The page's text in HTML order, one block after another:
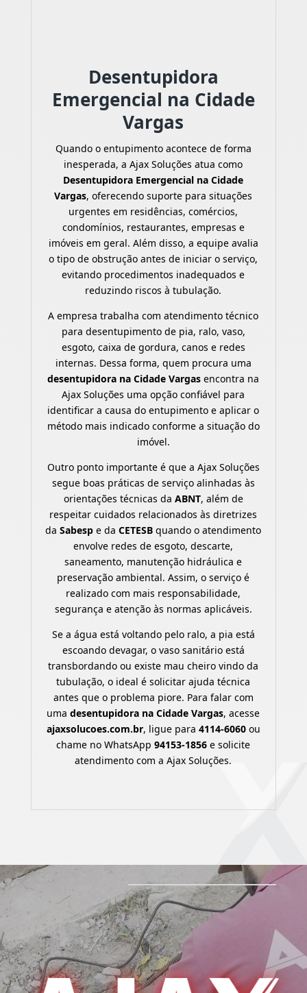
Desentupidora
Emergencial na Cidade
Vargas
Quando o entupimento acontece de forma
inesperada, a Ajax Soluções atua como
Desentupidora Emergencial na Cidade
Vargas, oferecendo suporte para situações
urgentes em residências, comércios,
condomínios, restaurantes, empresas e
imóveis em geral. Além disso, a equipe avalia
o tipo de obstrução antes de iniciar o serviço,
evitando procedimentos inadequados e
reduzindo riscos à tubulação.
A empresa trabalha com atendimento técnico
para desentupimento de pia, ralo, vaso,
esgoto, caixa de gordura, canos e redes
internas. Dessa forma, quem procura uma
desentupidora na Cidade Vargas encontra na
Ajax Soluções uma opção confiável para
identificar a causa do entupimento e aplicar o
método mais indicado conforme a situação do
imóvel.
Outro ponto importante é que a Ajax Soluções
segue boas práticas de serviço alinhadas às
orientações técnicas da ABNT, além de
respeitar cuidados relacionados às diretrizes
daSabesp e daCETESB quando o atendimento
envolve redes de esgoto, descarte,
saneamento, manutenção hidráulica e
preservação ambiental. Assim, o serviço é
realizado com mais responsabilidade,
segurança e atenção às normas aplicáveis.
Se a água está voltando pelo ralo, a pia está
escoando devagar, o vaso sanitário está
transbordando ou existe mau cheiro vindo da
tubulação, o ideal é solicitar ajuda técnica
antes que o problema piore. Para falar com
umadesentupidora na Cidade Vargas, acesse
ajaxsolucoes.com.br, ligue para 4114-6060ou
chame no WhatsApp94153-1856 e solicite
atendimento com a Ajax Soluções.